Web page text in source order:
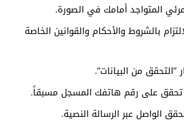
المتواجد أمامك في الصورة.
بالشروط والأحكام والقوانين الخاصة
“التحقق من البيانات”.
على رقم هاتفك المسجل مسبقاً.
الواصل عبر الرسالة النصية.